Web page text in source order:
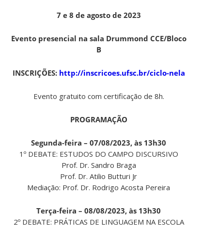
7 e 8 de agosto de 2023
Evento presencial na sala Drummond CCE/Bloco
B
INSCRIÇÕES: http://inscricoes.ufsc.br/ciclo-nela
Evento gratuito com certificação de 8h.
PROGRAMAÇÃO
Segunda-feira – 07/08/2023, às 13h30
1º DEBATE: ESTUDOS DO CAMPO DISCURSIVO
Prof. Dr. Sandro Braga
Prof. Dr. Atilio Butturi Jr
Mediação: Prof. Dr. Rodrigo Acosta Pereira
Terça-feira – 08/08/2023, às 13h30
2º DEBATE: PRÁTICAS DE LINGUAGEM NA ESCOLA